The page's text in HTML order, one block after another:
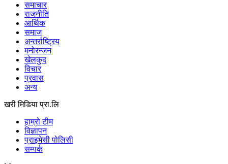
समाचार
राजनीति
आर्थिक
समाज
अन्तर्राष्ट्रिय
मनोरन्जन
खेलकुद
विचार
प्रवास
अन्य
खरी मिडिया प्रा.लि
हाम्रो टीम
विज्ञापन
प्राइभेसी पोलिसी
सम्पर्क